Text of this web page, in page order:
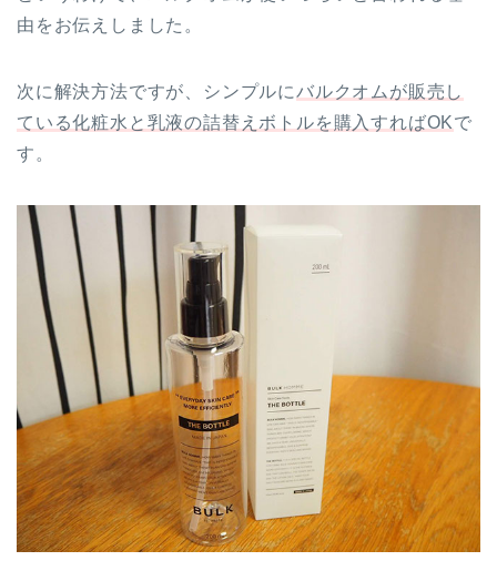
由をお伝えしました。
次に解決方法ですが、シンプルにバルクオムが販売し
ている化粧水と乳液の詰替えボトルを購入すればOKで
す。